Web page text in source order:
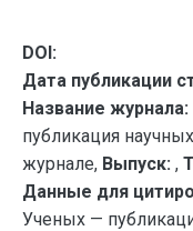
DOI:
Дата публикации
Название журнала:
публикация
журнале, Выпуск: ,
Данные для
Ученых —